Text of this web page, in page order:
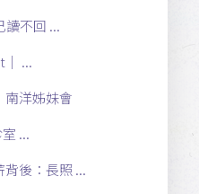
讀不回 ...
｜ ...
南洋姊妹會
...
後：長照 ...